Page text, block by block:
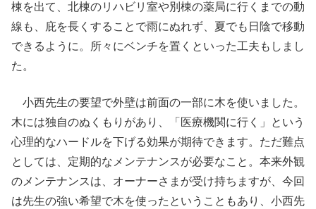
棟を出て、北棟のリハビリ室や別棟の薬局に行くまでの動
線も、庇を長くすることで雨にぬれず、夏でも日陰で移動
できるように。所々にベンチを置くといった工夫もしまし
た。
小西先生の要望で外壁は前面の一部に木を使いました。
木には独自のぬくもりがあり、「医療機関に行く」という
心理的なハードルを下げる効果が期待できます。ただ難点
としては、定期的なメンテナンスが必要なこと。本来外観
のメンテナンスは、オーナーさまが受け持ちますが、今回
は先生の強い希望で木を使ったということもあり、小西先